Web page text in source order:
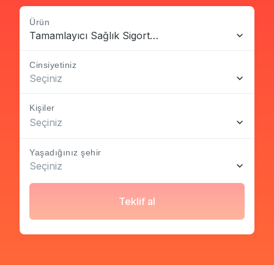
Ürün
Tamamlayıcı Sağlık Sigortası
Cinsiyetiniz
Seçiniz
Kişiler
Seçiniz
Yaşadığınız şehir
Seçiniz
Teklif al